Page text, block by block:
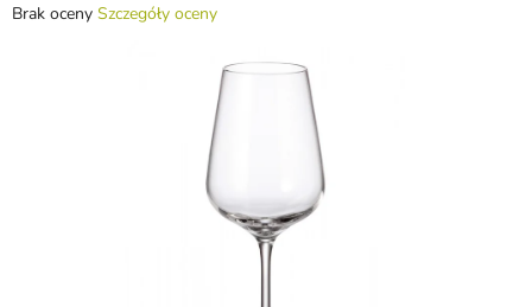
Średnia
Brak oceny Szczegóły oceny